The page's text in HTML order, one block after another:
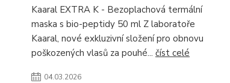
Kaaral EXTRA K - Bezoplachová termální
maska s bio-peptidy 50 ml Z laboratoře
Kaaral, nové exkluzivní složení pro obnovu
poškozených vlasů za pouhé... číst celé
04.03.2026